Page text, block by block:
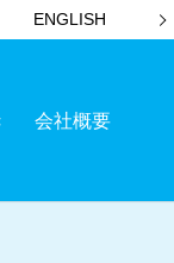
ENGLISH
会社概要